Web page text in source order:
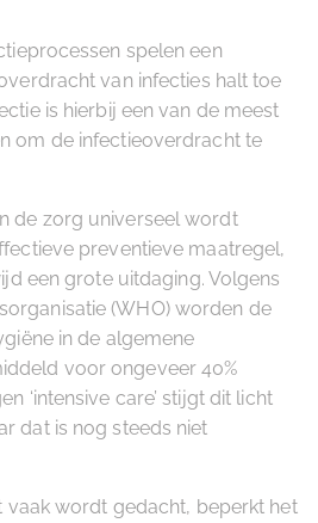
spelen een
van infecties halt toe
is hierbij een van de meest
om de infectieoverdracht te
de zorg universeel wordt
preventieve maatregel,
een grote uitdaging. Volgens
(WHO) worden de
in de algemene
voor ongeveer 40%
‘intensive care’ stijgt dit licht
dat is nog steeds niet
vaak wordt gedacht, beperkt het